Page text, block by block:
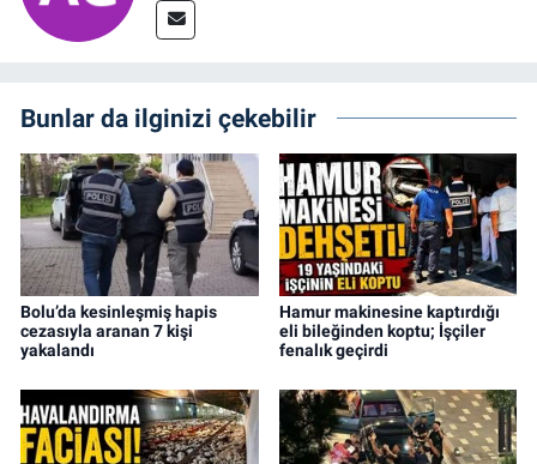
Bunlar da ilginizi çekebilir
Bolu’da kesinleşmiş hapis
cezasıyla aranan 7 kişi
yakalandı
Hamur makinesine kaptırdığı
eli bileğinden koptu; İşçiler
fenalık geçirdi